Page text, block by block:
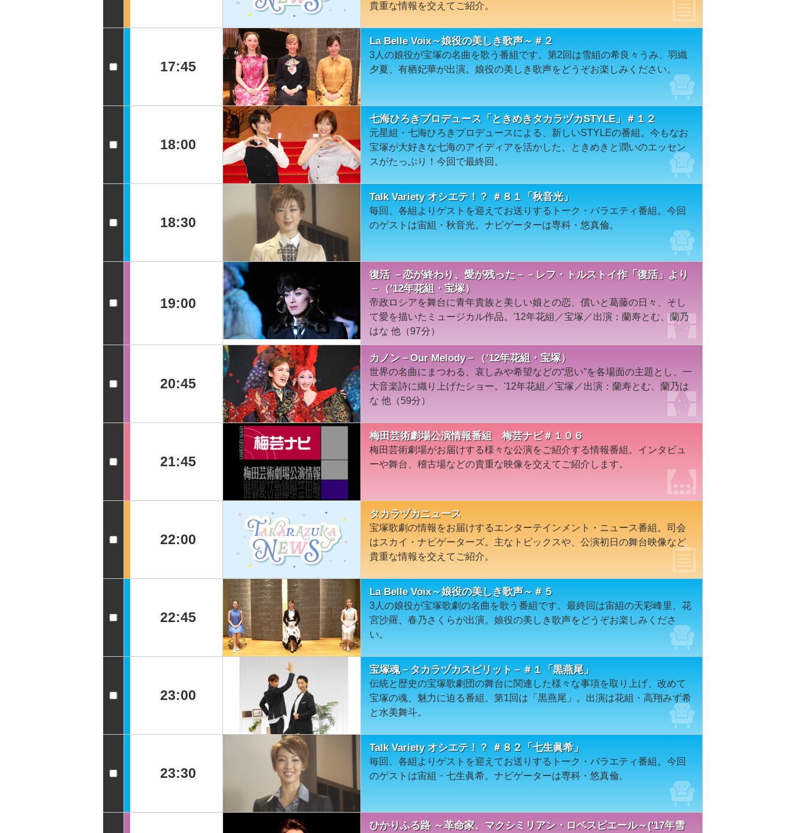
貴重な情報を交えてご紹介。
17:45
La Belle Voix～娘役の美しき歌声～＃２
3人の娘役が宝塚の名曲を歌う番組です。第2回は雪組の希良々うみ、羽織
夕夏、有栖妃華が出演。娘役の美しき歌声をどうぞお楽しみください。
18:00
七海ひろきプロデュース「ときめきタカラヅカSTYLE」＃１２
元星組・七海ひろきプロデュースによる、新しいSTYLEの番組。今もなお
宝塚が大好きな七海のアイディアを活かした、ときめきと潤いのエッセン
スがたっぷり！今回で最終回。
18:30
Talk Variety オシエテ！？ ＃８１「秋音光」
毎回、各組よりゲストを迎えてお送りするトーク・バラエティ番組。今回
のゲストは宙組・秋音光。ナビゲーターは専科・悠真倫。
19:00
復活 －恋が終わり、愛が残った－－レフ・トルストイ作「復活」より
－（’12年花組・宝塚）
帝政ロシアを舞台に青年貴族と美しい娘との恋、償いと葛藤の日々、そし
て愛を描いたミュージカル作品。'12年花組／宝塚／出演：蘭寿とむ、蘭乃
はな 他（97分）
20:45
カノン－Our Melody－（’12年花組・宝塚）
世界の名曲にまつわる、哀しみや希望などの“思い”を各場面の主題とし、一
大音楽詩に織り上げたショー。'12年花組／宝塚／出演：蘭寿とむ、蘭乃は
な 他（59分）
21:45
梅田芸術劇場公演情報番組 梅芸ナビ＃１０６
梅田芸術劇場がお届けする様々な公演をご紹介する情報番組。インタビュ
ーや舞台、稽古場などの貴重な映像を交えてご紹介します。
22:00
タカラヅカニュース
宝塚歌劇の情報をお届けするエンターテインメント・ニュース番組。司会
はスカイ・ナビゲーターズ。主なトピックスや、公演初日の舞台映像など
貴重な情報を交えてご紹介。
22:45
La Belle Voix～娘役の美しき歌声～＃５
3人の娘役が宝塚歌劇の名曲を歌う番組です。最終回は宙組の天彩峰里、花
宮沙羅、春乃さくらが出演。娘役の美しき歌声をどうぞお楽しみくださ
い。
23:00
宝塚魂－タカラヅカスピリット－＃１「黒燕尾」
伝統と歴史の宝塚歌劇団の舞台に関連した様々な事項を取り上げ、改めて
宝塚の魂、魅力に迫る番組。第1回は「黒燕尾」。出演は花組・高翔みず希
と水美舞斗。
23:30
Talk Variety オシエテ！？ ＃８２「七生眞希」
毎回、各組よりゲストを迎えてお送りするトーク・バラエティ番組。今回
のゲストは宙組・七生眞希。ナビゲーターは専科・悠真倫。
ひかりふる路 ～革命家、マクシミリアン・ロベスピエール～('17年雪